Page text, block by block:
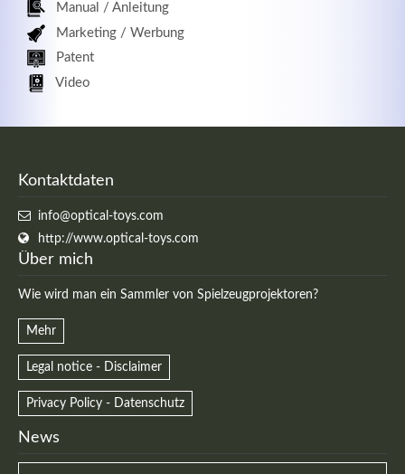
Manual / Anleitung
Marketing / Werbung
Patent
Video
Kontaktdaten
info@optical-toys.com
http://www.optical-toys.com
Über mich
Wie wird man ein Sammler von Spielzeugprojektoren?
Mehr
Legal notice - Disclaimer
Privacy Policy - Datenschutz
News